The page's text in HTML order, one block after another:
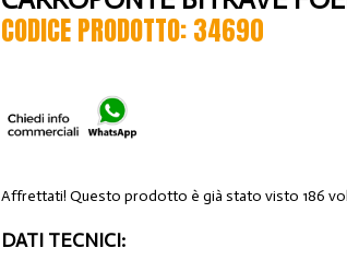
CODICE PRODOTTO: 34690
Affrettati! Questo prodotto è già stato visto 186
DATI TECNICI: